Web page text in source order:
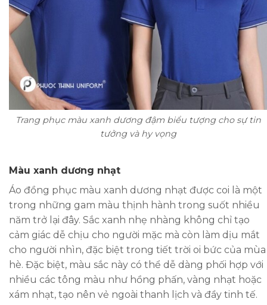
Trang phục màu xanh dương đậm biểu tượng cho sự tin
tưởng và hy vọng
Màu xanh dương nhạt
Áo đồng phục màu xanh dương nhạt được coi là một
trong những gam màu thịnh hành trong suốt nhiều
năm trở lại đây. Sắc xanh nhẹ nhàng không chỉ tạo
cảm giác dễ chịu cho người mặc mà còn làm dịu mắt
cho người nhìn, đặc biệt trong tiết trời oi bức của mùa
hè. Đặc biệt, màu sắc này có thể dễ dàng phối hợp với
nhiều các tông màu như hồng phấn, vàng nhạt hoặc
xám nhạt, tạo nên vẻ ngoài thanh lịch và đầy tinh tế.